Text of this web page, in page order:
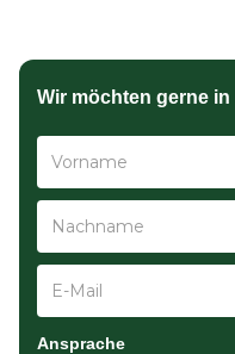
Wir möchten gerne
Ansprache